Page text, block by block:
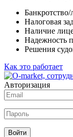
Налоговая
Наличие
Надежность
Решения
Как это работает
Авторизация
Войти